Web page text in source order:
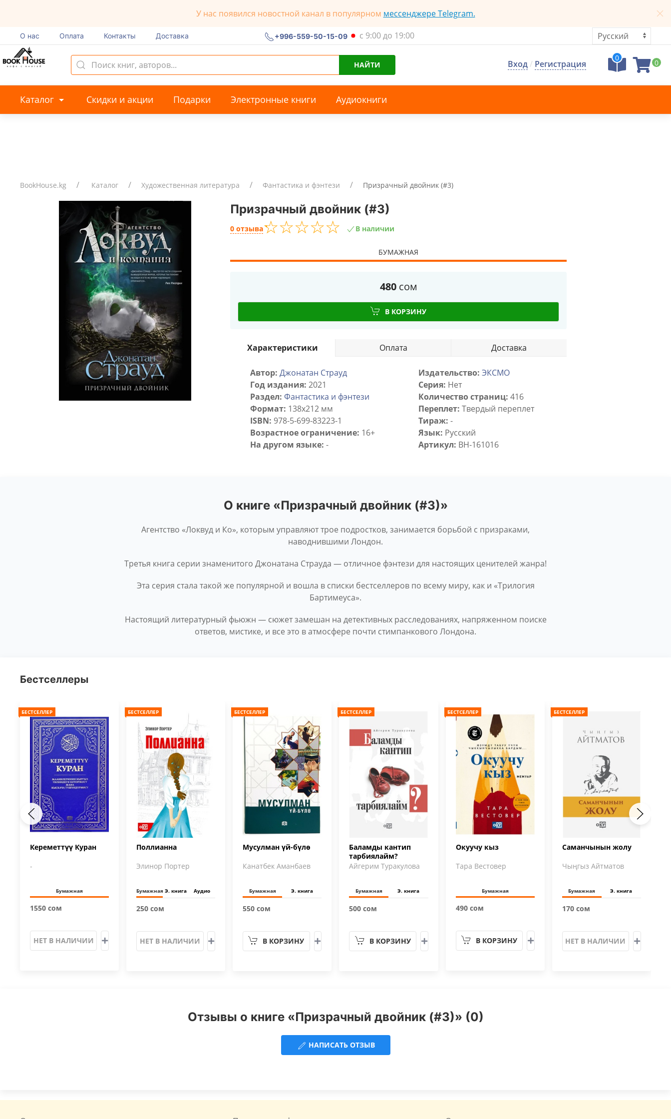
У нас появился новостной канал в популярном мессенджере Telegram.
О нас Оплата Контакты Доставка +996-559-50-15-09 с 9:00 до 19:00
НАЙТИ Вход/ Регистрация
0
0
Каталог Скидки и акции Подарки Электронные книги Аудиокниги
BookHouse.kg Каталог Художественная литература Фантастика и фэнтези Призрачный двойник (#3)
Призрачный двойник (#3)
0 отзыва☆☆☆☆☆
★★★★★ В наличии
БУМАЖНАЯ
480 сом
В КОРЗИНУ
Характеристики Оплата Доставка
Автор: Джонатан Страуд Издательство: ЭКСМО
Год издания: 2021 Серия: Нет
Раздел: Фантастика и фэнтези Количество страниц: 416
Формат: 138x212 мм Переплет: Твердый переплет
ISBN: 978-5-699-83223-1 Тираж: -
Возрастное ограничение: 16+ Язык: Русский
На другом языке: - Артикул: BH-161016
О книге «Призрачный двойник (#3)»
Агентство «Локвуд и Ко», которым управляют трое подростков, занимается борьбой с призраками,
наводнившими Лондон.
Третья книга серии знаменитого Джонатана Страуда — отличное фэнтези для настоящих ценителей жанра!
Эта серия стала такой же популярной и вошла в списки бестселлеров по всему миру, как и «Трилогия
Бартимеуса».
Настоящий литературный фьюжн — сюжет замешан на детективных расследованиях, напряженном поиске
ответов, мистике, и все это в атмосфере почти стимпанкового Лондона.
Бестселлеры
БЕСТСЕЛЛЕР
Кереметтүү Куран
-
Бумажная
1550 сом
НЕТ В НАЛИЧИИ
БЕСТСЕЛЛЕР
Поллианна
Элинор Портер
Бумажная Э. книга Аудио
250 сом
НЕТ В НАЛИЧИИ
БЕСТСЕЛЛЕР
Мусулман үй-бүлө
Канатбек Аманбаев
Бумажная Э. книга
550 сом
В КОРЗИНУ
БЕСТСЕЛЛЕР
Баламды кантип
тарбиялайм?
Айгерим Туракулова
Бумажная Э. книга
500 сом
В КОРЗИНУ
БЕСТСЕЛЛЕР
Окуучу кыз
Тара Вестовер
Бумажная
490 сом
В КОРЗИНУ
БЕСТСЕЛЛЕР
Саманчынын жолу
Чыңгыз Айтматов
Бумажная Э. книга
170 сом
НЕТ В НАЛИЧИИ
Отзывы о книге «Призрачный двойник (#3)» (0)
НАПИСАТЬ ОТЗЫВ